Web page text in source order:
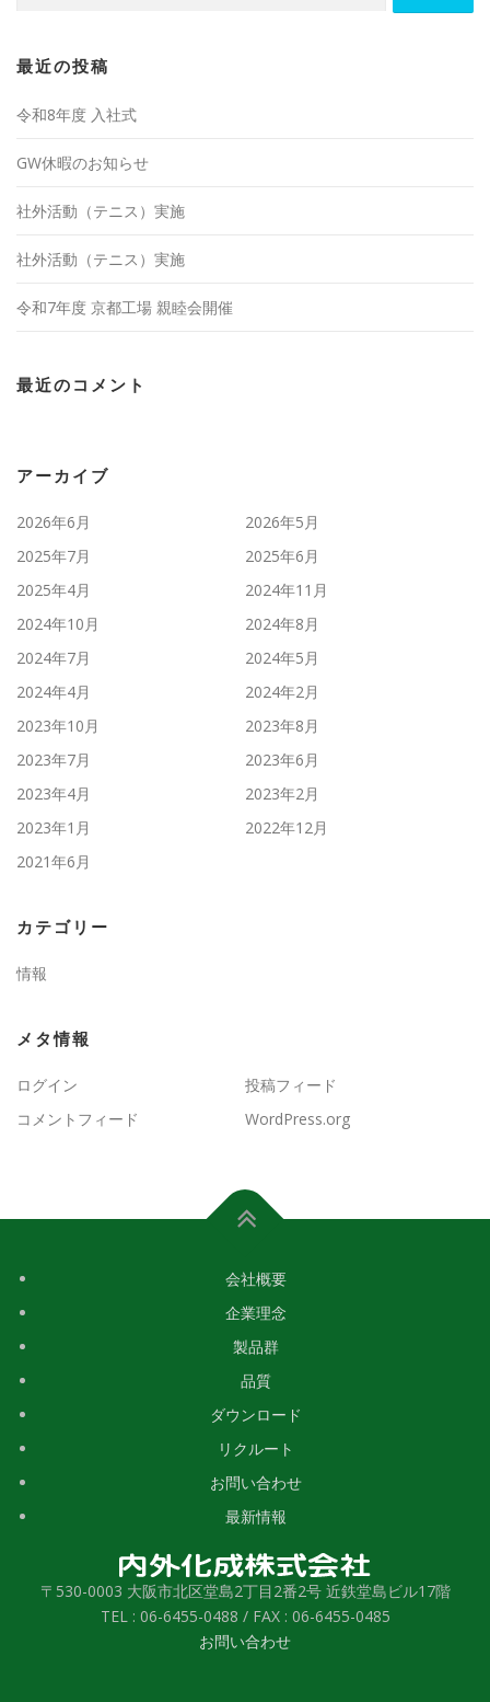
最近の投稿
令和8年度 入社式
GW休暇のお知らせ
社外活動（テニス）実施
社外活動（テニス）実施
令和7年度 京都工場 親睦会開催
最近のコメント
アーカイブ
2026年6月
2026年5月
2025年7月
2025年6月
2025年4月
2024年11月
2024年10月
2024年8月
2024年7月
2024年5月
2024年4月
2024年2月
2023年10月
2023年8月
2023年7月
2023年6月
2023年4月
2023年2月
2023年1月
2022年12月
2021年6月
カテゴリー
情報
メタ情報
ログイン
投稿フィード
コメントフィード
WordPress.org
会社概要
企業理念
製品群
品質
ダウンロード
リクルート
お問い合わせ
最新情報
〒530-0003 大阪市北区堂島2丁目2番2号 近鉄堂島ビル17階
TEL : 06-6455-0488 / FAX : 06-6455-0485
お問い合わせ